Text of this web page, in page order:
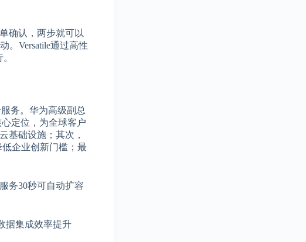
确认，两步就可以
。Versatile通过高性
务。华为高级副总
定位，为全球客户
基础设施；其次，
企业创新门槛；最
务30秒可自动扩容
据集成效率提升